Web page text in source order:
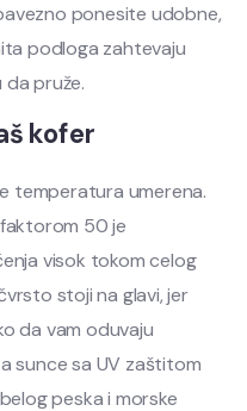
ponesite udobne,
podloga zahtevaju
pruže.
kofer
temperatura umerena.
50 je
visok tokom celog
stoji na glavi, jer
da vam oduvaju
sunce sa UV zaštitom
peska i morske